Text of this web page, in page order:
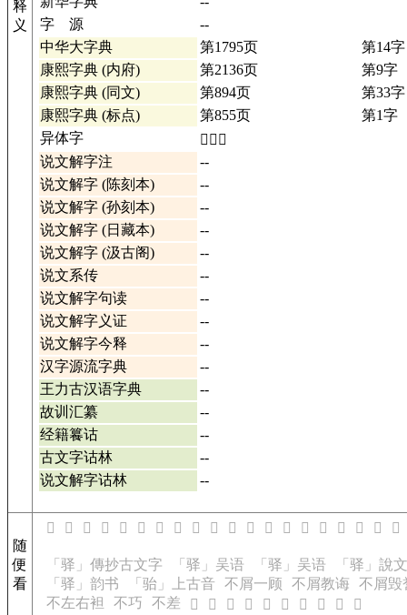
释
义
字 源
--
中华大字典
第1795页
第14字
康熙字典 (内府)
第2136页
第9字
康熙字典 (同文)
第894页
第33字
康熙字典 (标点)
第855页
第1字
异体字
𥰮详情
说文解字注
--
说文解字 (陈刻本)
--
说文解字 (孙刻本)
--
说文解字 (日藏本)
--
说文解字 (汲古阁)
--
说文系传
--
说文解字句读
--
说文解字义证
--
说文解字今释
--
汉字源流字典
--
王力古汉语字典
--
故训汇纂
--
经籍籑诂
--
古文字诂林
--
说文解字诂林
--
随
便
看
𤣅 𤣆 𤣇 𤣉 𤣋 𤣌 𤣍 𤣎 𤣏 𤣐 𤣑 𤣓 𤣕 𤣖 𤣗 𤣘 𤣙 𤣚 𤣛 𤣜
「驿」傳抄古文字 「驿」吴语 「驿」吴语
「驿」說
「驿」韵书
「骀」上古音 不屑一顾 不屑教诲
不屑毁
不左右袒
不巧 不差 𬃳 𬃴 𬃵 𬃶 𬃷 𬃸 𬃹 𬃺 𬃻 𬃼